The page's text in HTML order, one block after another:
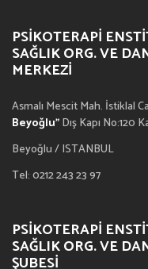
PSIKOTERAPI
SAĞLIK ORG. VE
MERKEZI
Asmalı Mescit Mah. İstiklal
Beyoğlu”Dış Kapı No:120
Beyoğlu / ISTANBUL
Tel: 0212 243 23 97
PSIKOTERAPI
SAĞLIK ORG. VE
ŞUBESI